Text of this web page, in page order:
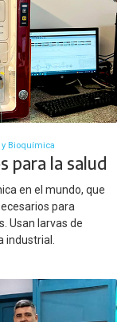
Bioquímica
para la salud
en el mundo, que
para
Usan larvas de